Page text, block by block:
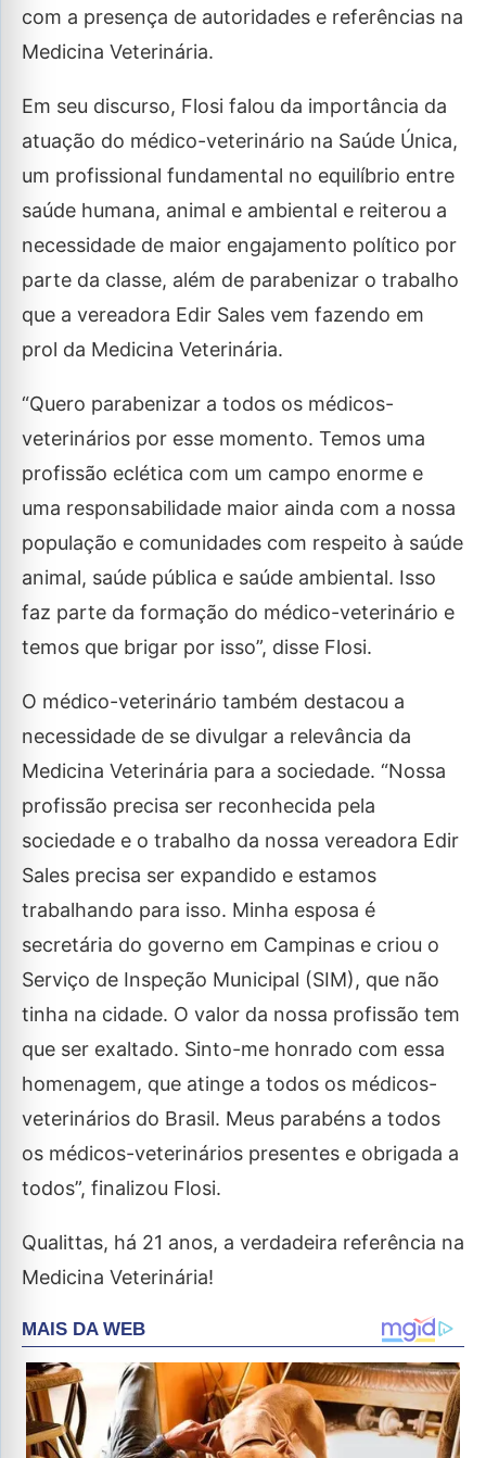
com a presença de autoridades e referências na
Medicina Veterinária.
Em seu discurso, Flosi falou da importância da
atuação do médico-veterinário na Saúde Única,
um profissional fundamental no equilíbrio entre
saúde humana, animal e ambiental e reiterou a
necessidade de maior engajamento político por
parte da classe, além de parabenizar o trabalho
que a vereadora Edir Sales vem fazendo em
prol da Medicina Veterinária.
“Quero parabenizar a todos os médicos-
veterinários por esse momento. Temos uma
profissão eclética com um campo enorme e
uma responsabilidade maior ainda com a nossa
população e comunidades com respeito à saúde
animal, saúde pública e saúde ambiental. Isso
faz parte da formação do médico-veterinário e
temos que brigar por isso”, disse Flosi.
O médico-veterinário também destacou a
necessidade de se divulgar a relevância da
Medicina Veterinária para a sociedade. “Nossa
profissão precisa ser reconhecida pela
sociedade e o trabalho da nossa vereadora Edir
Sales precisa ser expandido e estamos
trabalhando para isso. Minha esposa é
secretária do governo em Campinas e criou o
Serviço de Inspeção Municipal (SIM), que não
tinha na cidade. O valor da nossa profissão tem
que ser exaltado. Sinto-me honrado com essa
homenagem, que atinge a todos os médicos-
veterinários do Brasil. Meus parabéns a todos
os médicos-veterinários presentes e obrigada a
todos”, finalizou Flosi.
Qualittas, há 21 anos, a verdadeira referência na
Medicina Veterinária!